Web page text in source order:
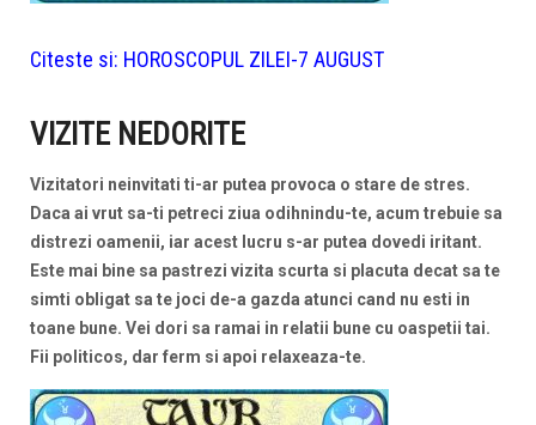
Citeste si: HOROSCOPUL ZILEI-7 AUGUST
VIZITE NEDORITE
Vizitatori neinvitati ti-ar putea provoca o stare de stres.
Daca ai vrut sa-ti petreci ziua odihnindu-te, acum trebuie sa
distrezi oamenii, iar acest lucru s-ar putea dovedi iritant.
Este mai bine sa pastrezi vizita scurta si placuta decat sa te
simti obligat sa te joci de-a gazda atunci cand nu esti in
toane bune. Vei dori sa ramai in relatii bune cu oaspetii tai.
Fii politicos, dar ferm si apoi relaxeaza-te.